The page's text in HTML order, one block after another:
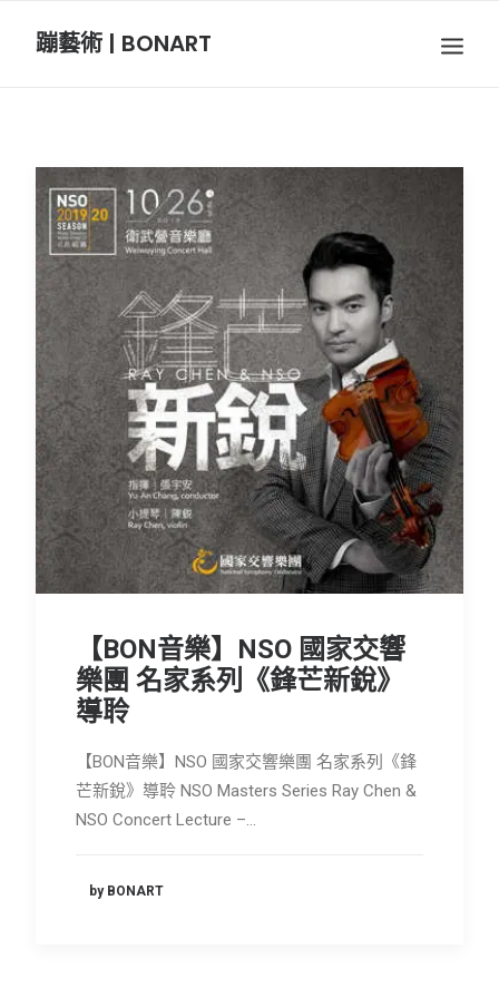
蹦藝術 | BONART
BON攝影
BON插畫
BON旅行
節慶長笛樂團
關於我們
會員專區
SEARCH
【BON音樂】NSO 國家交響
樂團 名家系列《鋒芒新銳》
導聆
【BON音樂】NSO 國家交響樂團 名家系列《鋒
芒新銳》導聆 NSO Masters Series Ray Chen &
NSO Concert Lecture –…
by BONART